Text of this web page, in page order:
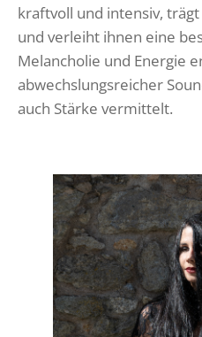
kraftvoll und intensiv,
und verleiht ihnen eine
Melancholie und Energie
abwechslungsreicher
auch Stärke vermittelt.